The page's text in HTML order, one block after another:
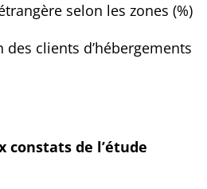
selon les zones (%)
clients d’hébergements
constats de l’étude